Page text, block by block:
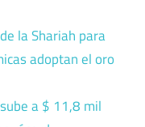
la Shariah para
adoptan el oro
a $ 11,8 mil